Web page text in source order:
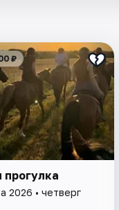
₽
прогулка
2026 • четверг